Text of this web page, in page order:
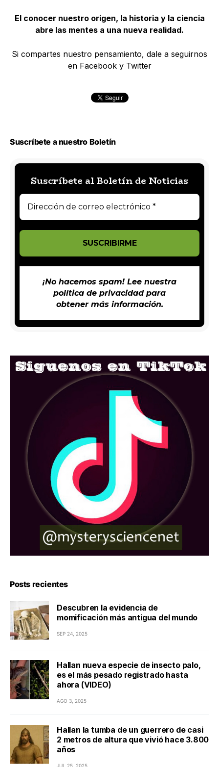
El conocer nuestro origen, la historia y la ciencia
abre las mentes a una nueva realidad.
Si compartes nuestro pensamiento, dale a seguirnos
en Facebook y Twitter
Suscríbete a nuestro Boletín
Suscríbete al Boletín de Noticias
¡No hacemos spam! Lee nuestra
política de privacidadpara
obtener más información.
Posts recientes
Descubren la evidencia de
momificación más antigua del mundo
SEP 24, 2025
Hallan nueva especie de insecto palo,
es el más pesado registrado hasta
ahora (VIDEO)
AGO 3, 2025
Hallan la tumba de un guerrero de casi
2 metros de altura que vivió hace 3.800
años
JUL 25, 2025